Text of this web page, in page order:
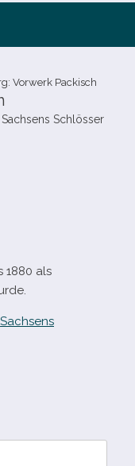
Vorwerk Packisch
Sachsens Schlösser
1880 als
Sachsens